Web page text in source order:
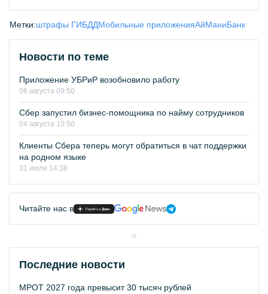
Метки:штрафы ГИБДДМобильные приложенияАйМаниБанк
Новости по теме
Приложение УБРиР возобновило работу
06 августа 09:50
Сбер запустил бизнес-помощника по найму сотрудников
04 августа 10:50
Клиенты Сбера теперь могут обратиться в чат поддержки
на родном языке
31 июля 14:38
Читайте нас в
Последние новости
МРОТ 2027 года превысит 30 тысяч рублей